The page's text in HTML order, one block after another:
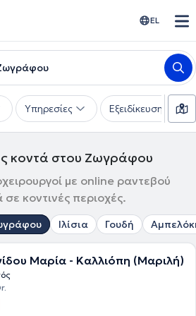
EL
Υπηρεσίες Εξειδίκευση
κοντά στου Ζωγράφου
με online ραντεβού
κοντινές περιοχές.
Ιλίσια Γουδή
Μαρία - Καλλιόπη (Μαριλή)